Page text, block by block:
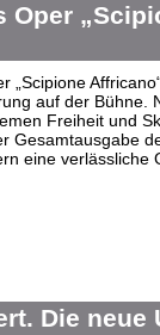
Oper
„Scipione
auf der Bühne.
Freiheit und
Gesamtausgabe
eine verlässliche
Die neue